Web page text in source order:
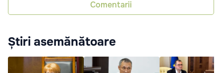
Comentarii
Știri asemănătoare